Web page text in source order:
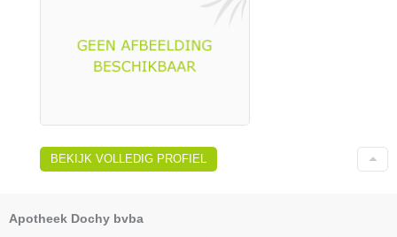
BEKIJK VOLLEDIG PROFIEL
Apotheek Dochy bvba